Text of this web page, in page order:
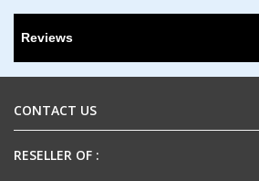
Reviews
CONTACT US
RESELLER OF :